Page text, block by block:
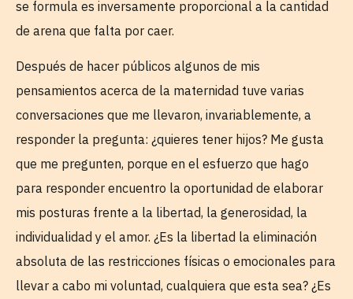
se formula es inversamente proporcional a la cantidad
de arena que falta por caer.
Después de hacer públicos algunos de mis
pensamientos acerca de la maternidad tuve varias
conversaciones que me llevaron, invariablemente, a
responder la pregunta: ¿quieres tener hijos? Me gusta
que me pregunten, porque en el esfuerzo que hago
para responder encuentro la oportunidad de elaborar
mis posturas frente a la libertad, la generosidad, la
individualidad y el amor. ¿Es la libertad la eliminación
absoluta de las restricciones físicas o emocionales para
llevar a cabo mi voluntad, cualquiera que esta sea? ¿Es